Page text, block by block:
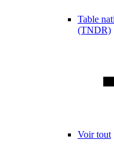
Table
(TNDR)
Voir tout